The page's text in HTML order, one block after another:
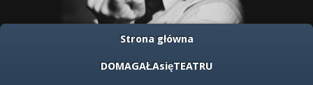
Strona główna
DOMAGAŁAsięTEATRU